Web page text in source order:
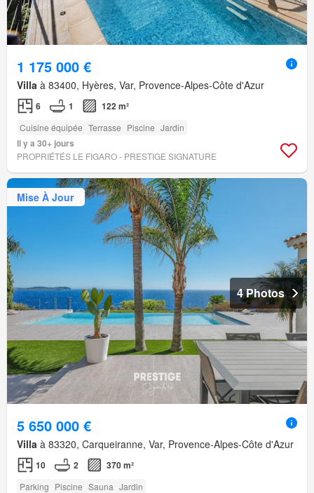
1 175 000 €
Villa à 83400, Hyères, Var, Provence-Alpes-Côte d'Azur
6 1 122 m²
Cuisine équipée Terrasse Piscine Jardin
Il y a 30+ jours
PROPRIÉTÉS LE FIGARO - PRESTIGE SIGNATURE
Mise À Jour
4 Photos
5 650 000 €
Villa à 83320, Carqueiranne, Var, Provence-Alpes-Côte d'Azur
10 2 370 m²
Parking Piscine Sauna Jardin